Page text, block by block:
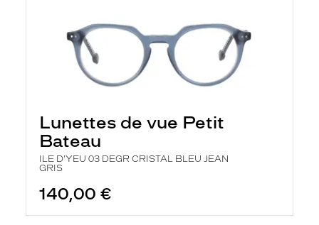
Lunettes de vue Petit
Bateau
ILE D'YEU 03 DEGR CRISTAL BLEU JEAN
GRIS
140,00 €